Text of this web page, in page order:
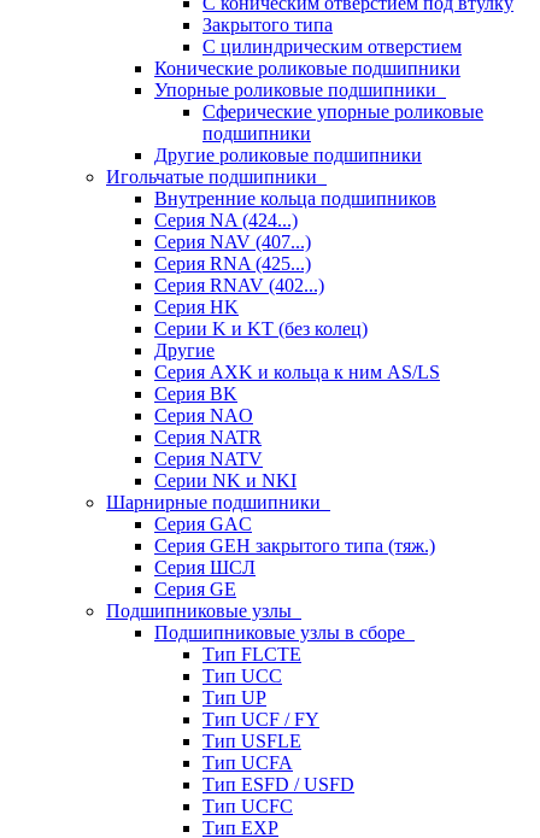
Закрытого типа
С цилиндрическим отверстием
Конические роликовые подшипники
Упорные роликовые подшипники
Сферические упорные роликовые
подшипники
Другие роликовые подшипники
Игольчатые подшипники
Внутренние кольца подшипников
Серия NA (424...)
Серия NAV (407...)
Серия RNA (425...)
Серия RNAV (402...)
Серия HK
Серии K и KT (без колец)
Другие
Серия AXK и кольца к ним AS/LS
Серия BK
Серия NAO
Серия NATR
Серия NATV
Серии NK и NKI
Шарнирные подшипники
Серия GAC
Серия GEH закрытого типа (тяж.)
Серия ШСЛ
Серия GE
Подшипниковые узлы
Подшипниковые узлы в сборе
Тип FLCTE
Тип UCC
Тип UP
Тип UCF / FY
Тип USFLE
Тип UCFA
Тип ESFD / USFD
Тип UCFC
Тип EXP